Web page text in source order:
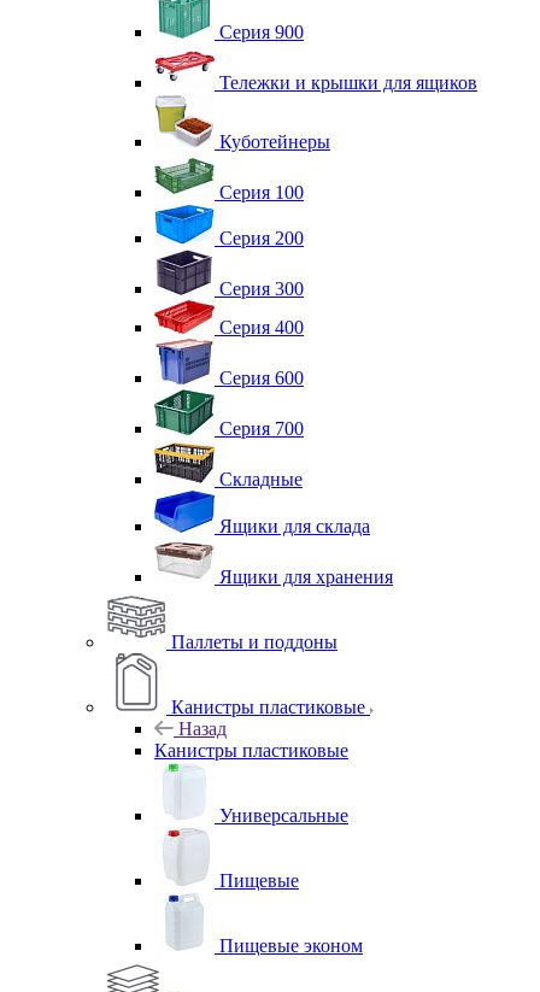
Серия 900
Тележки и крышки для ящиков
Куботейнеры
Серия 100
Серия 200
Серия 300
Серия 400
Серия 600
Серия 700
Складные
Ящики для склада
Ящики для хранения
Паллеты и поддоны
Канистры пластиковые
Назад
Канистры пластиковые
Универсальные
Пищевые
Пищевые эконом